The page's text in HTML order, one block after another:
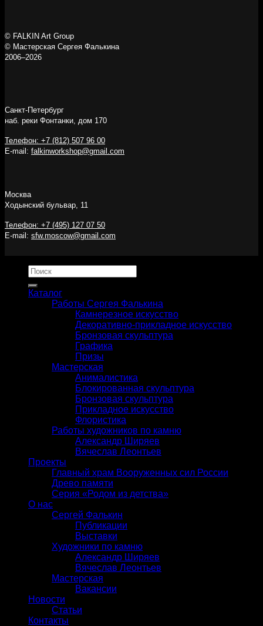
© FALKIN Art Group
© Мастерская Сергея Фалькина
2006–2026
Санкт-Петербург
наб. реки Фонтанки, дом 170
Телефон: +7 (812) 507 96 00
E-mail: falkinworkshop@gmail.com
Москва
Ходынский бульвар, 11
Телефон: +7 (495) 127 07 50
E-mail: sfw.moscow@gmail.com
Искать:
Каталог
Работы Сергея Фалькина
Камнерезное искусство
Декоративно-прикладное искусство
Бронзовая скульптура
Графика
Призы
Мастерская
Анималистика
Блокированная скульптура
Бронзовая скульптура
Прикладное искусство
Флористика
Работы художников по камню
Александр Ширяев
Вячеслав Леонтьев
Проекты
Главный храм Вооруженных сил России
Древо памяти
Серия «Родом из детства»
О нас
Сергей Фалькин
Публикации
Выставки
Художники по камню
Александр Ширяев
Вячеслав Леонтьев
Мастерская
Вакансии
Новости
Статьи
Контакты